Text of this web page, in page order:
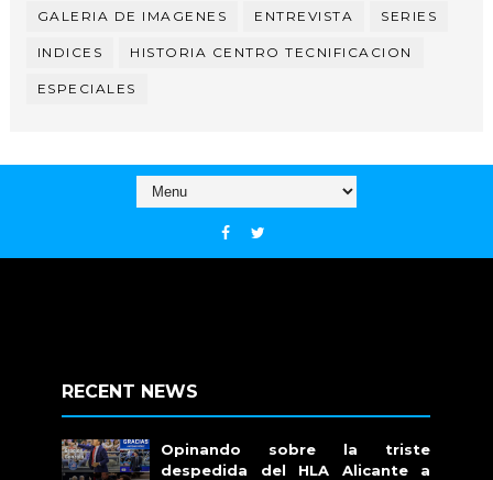
GALERIA DE IMAGENES ENTREVISTA SERIES
INDICES HISTORIA CENTRO TECNIFICACION
ESPECIALES
RECENT NEWS
Opinando sobre la triste
despedida del HLA Alicante a